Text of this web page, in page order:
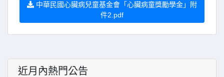
中華民國心臟病兒童基金會「心臟病童獎勵學金」附
件2.pdf
近月內熱門公告